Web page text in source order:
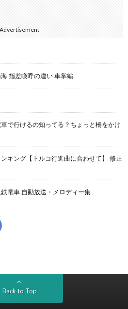
Advertisement
指差喚呼の違い 車掌編
で行けるの知ってる？ちょっと橋をかけ
キング【トルコ行進曲に合わせて】 修正
鉄電車 自動放送・メロディー集
Back to Top